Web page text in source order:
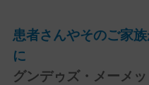
患者さんやそのご家
に
グンデゥズ・メーメ